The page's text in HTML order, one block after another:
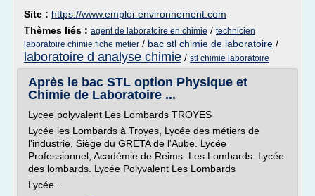
Site : https://www.emploi-environnement.com
Thèmes liés : agent de laboratoire en chimie / technicien
laboratoire chimie fiche metier / bac stl chimie de laboratoire /
laboratoire d analyse chimie / stl chimie laboratoire
Après le bac STL option Physique et
Chimie de Laboratoire ...
Lycee polyvalent Les Lombards TROYES
Lycée les Lombards à Troyes, Lycée des métiers de
l'industrie, Siège du GRETA de l'Aube. Lycée
Professionnel, Académie de Reims. Les Lombards. Lycée
des lombards. Lycée Polyvalent Les Lombards
Lycée...